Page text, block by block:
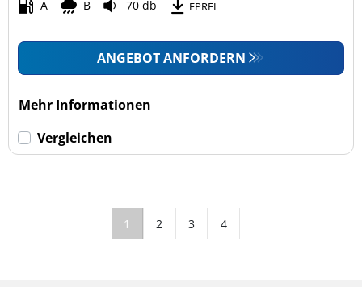
A B 70 db EPREL
ANGEBOT ANFORDERN
Mehr Informationen
Vergleichen
1 2 3 4